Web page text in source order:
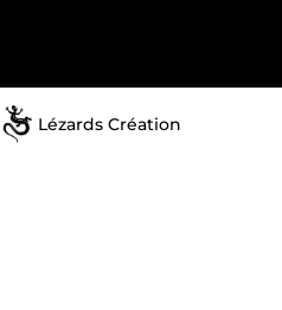
Lézards Création